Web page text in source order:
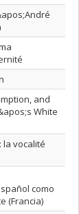
and
White
vocalité
como
(Francia)